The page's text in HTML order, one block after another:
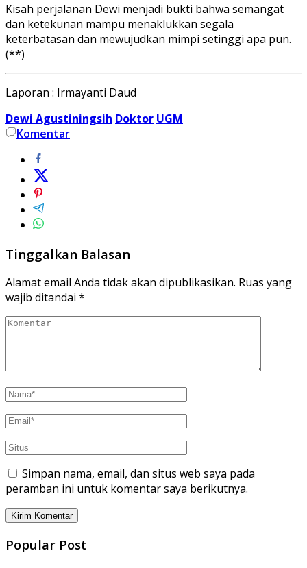
Kisah perjalanan Dewi menjadi bukti bahwa semangat
dan ketekunan mampu menaklukkan segala
keterbatasan dan mewujudkan mimpi setinggi apa pun.
(**)
Laporan : Irmayanti Daud
Dewi Agustiningsih Doktor UGM
Komentar
Tinggalkan Balasan
Alamat email Anda tidak akan dipublikasikan. Ruas yang
wajib ditandai *
Simpan nama, email, dan situs web saya pada
peramban ini untuk komentar saya berikutnya.
Popular Post